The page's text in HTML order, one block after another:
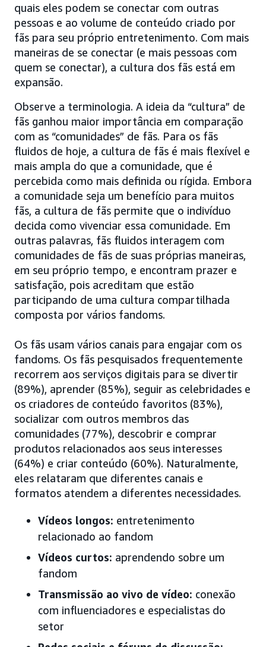
quais eles podem se conectar com outras
pessoas e ao volume de conteúdo criado por
fãs para seu próprio entretenimento. Com mais
maneiras de se conectar (e mais pessoas com
quem se conectar), a cultura dos fãs está em
expansão.
Observe a terminologia. A ideia da “cultura” de
fãs ganhou maior importância em comparação
com as “comunidades” de fãs. Para os fãs
fluidos de hoje, a cultura de fãs é mais flexível e
mais ampla do que a comunidade, que é
percebida como mais definida ou rígida. Embora
a comunidade seja um benefício para muitos
fãs, a cultura de fãs permite que o indivíduo
decida como vivenciar essa comunidade. Em
outras palavras, fãs fluidos interagem com
comunidades de fãs de suas próprias maneiras,
em seu próprio tempo, e encontram prazer e
satisfação, pois acreditam que estão
participando de uma cultura compartilhada
composta por vários fandoms.
Os fãs usam vários canais para engajar com os
fandoms. Os fãs pesquisados frequentemente
recorrem aos serviços digitais para se divertir
(89%), aprender (85%), seguir as celebridades e
os criadores de conteúdo favoritos (83%),
socializar com outros membros das
comunidades (77%), descobrir e comprar
produtos relacionados aos seus interesses
(64%) e criar conteúdo (60%). Naturalmente,
eles relataram que diferentes canais e
formatos atendem a diferentes necessidades.
Vídeos longos: entretenimento
relacionado ao fandom
Vídeos curtos: aprendendo sobre um
fandom
Transmissão ao vivo de vídeo: conexão
com influenciadores e especialistas do
setor